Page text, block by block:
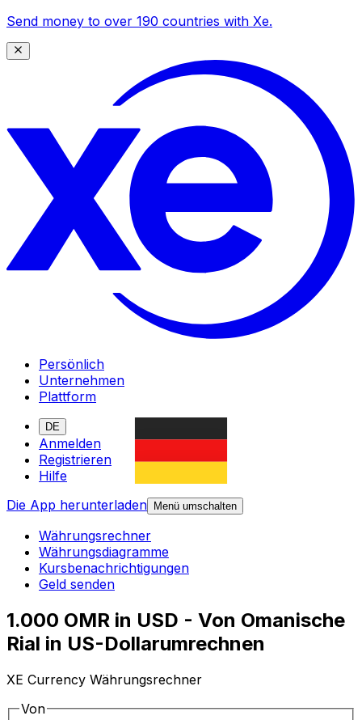
Send money to over 190 countries with Xe.
Persönlich
Unternehmen
Plattform
DE
Anmelden
Registrieren
Hilfe
Die App herunterladen
Menü umschalten
Währungsrechner
Währungsdiagramme
Kursbenachrichtigungen
Geld senden
1.000 OMR in USD - Von Omanische
Rial in US-Dollarumrechnen
XE Currency Währungsrechner
Von